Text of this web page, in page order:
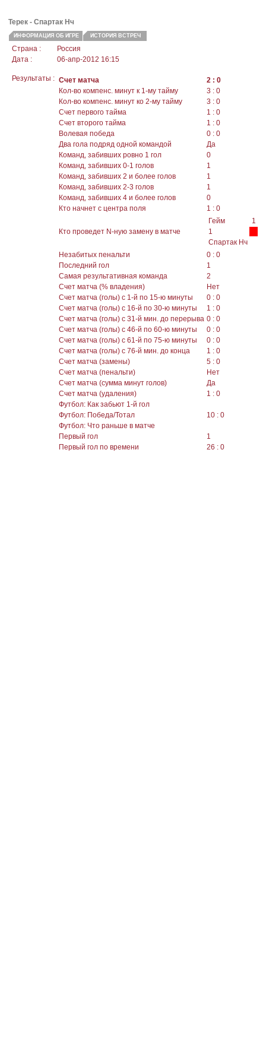
Терек - Спартак Нч
ИНФОРМАЦИЯ ОБ ИГРЕ ИСТОРИЯ ВСТРЕЧ
Страна :
Россия
Дата :
06-апр-2012 16:15
Результаты : Счет матча
2 : 0
Кол-во компенс. минут к 1-му тайму
3 : 0
Кол-во компенс. минут ко 2-му тайму
3 : 0
Счет первого тайма
1 : 0
Счет второго тайма
1 : 0
Волевая победа
0 : 0
Два гола подряд одной командой
Да
Команд, забивших ровно 1 гол
0
Команд, забивших 0-1 голов
1
Команд, забивших 2 и более голов
1
Команд, забивших 2-3 голов
1
Команд, забивших 4 и более голов
0
Кто начнет с центра поля
1 : 0
Кто проведет N-ную замену в матче
Гейм
1
1
Спартак Нч
Незабитых пенальти
0 : 0
Последний гол
1
Самая результативная команда
2
Счет матча (% владения)
Нет
Счет матча (голы) с 1-й по 15-ю минуты
0 : 0
Счет матча (голы) с 16-й по 30-ю минуты
1 : 0
Счет матча (голы) с 31-й мин. до перерыва 0 : 0
Счет матча (голы) с 46-й по 60-ю минуты
0 : 0
Счет матча (голы) с 61-й по 75-ю минуты
0 : 0
Счет матча (голы) с 76-й мин. до конца
1 : 0
Счет матча (замены)
5 : 0
Счет матча (пенальти)
Нет
Счет матча (сумма минут голов)
Да
Счет матча (удаления)
1 : 0
Футбол: Как забьют 1-й гол
Футбол: Победа/Тотал
10 : 0
Футбол: Что раньше в матче
Первый гол
1
Первый гол по времени
26 : 0